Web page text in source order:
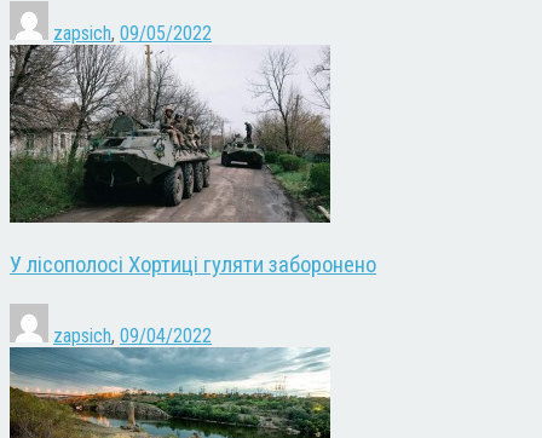
zapsich, 09/05/2022
У лісополосі Хортиці гуляти заборонено
zapsich, 09/04/2022